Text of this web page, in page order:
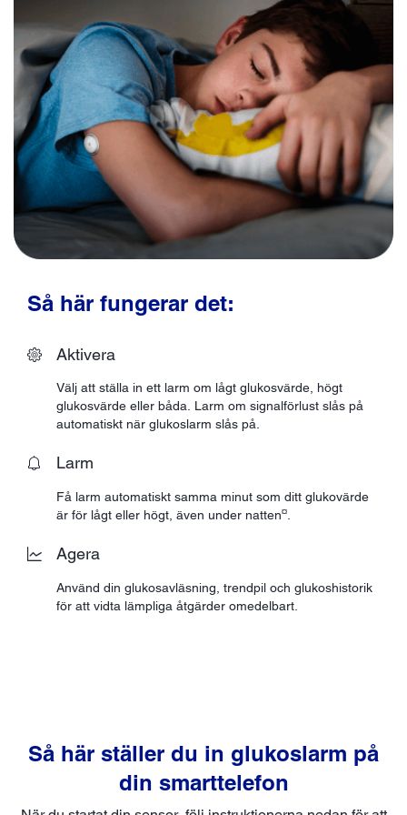
Så här fungerar det:
Aktivera
Välj att ställa in ett larm om lågt glukosvärde, högt
glukosvärde eller båda. Larm om signalförlust slås på
automatiskt när glukoslarm slås på.
Larm
Få larm automatiskt samma minut som ditt glukovärde
är för lågt eller högt, även under natten¤.
Agera
Använd din glukosavläsning, trendpil och glukoshistorik
för att vidta lämpliga åtgärder omedelbart.
Så här ställer du in glukoslarm på
din smarttelefon